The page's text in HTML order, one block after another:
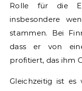
Rolle für die
insbesondere
stammen. Bei
dass er von
profitiert, das ihm
Gleichzeitig ist